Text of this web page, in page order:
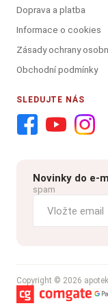
Doprava a platba
Informace o cookies
Zásady ochrany
Obchodní podmínky
SLEDUJTE NÁS
Novinky do e-
spam
Copyright © 2026